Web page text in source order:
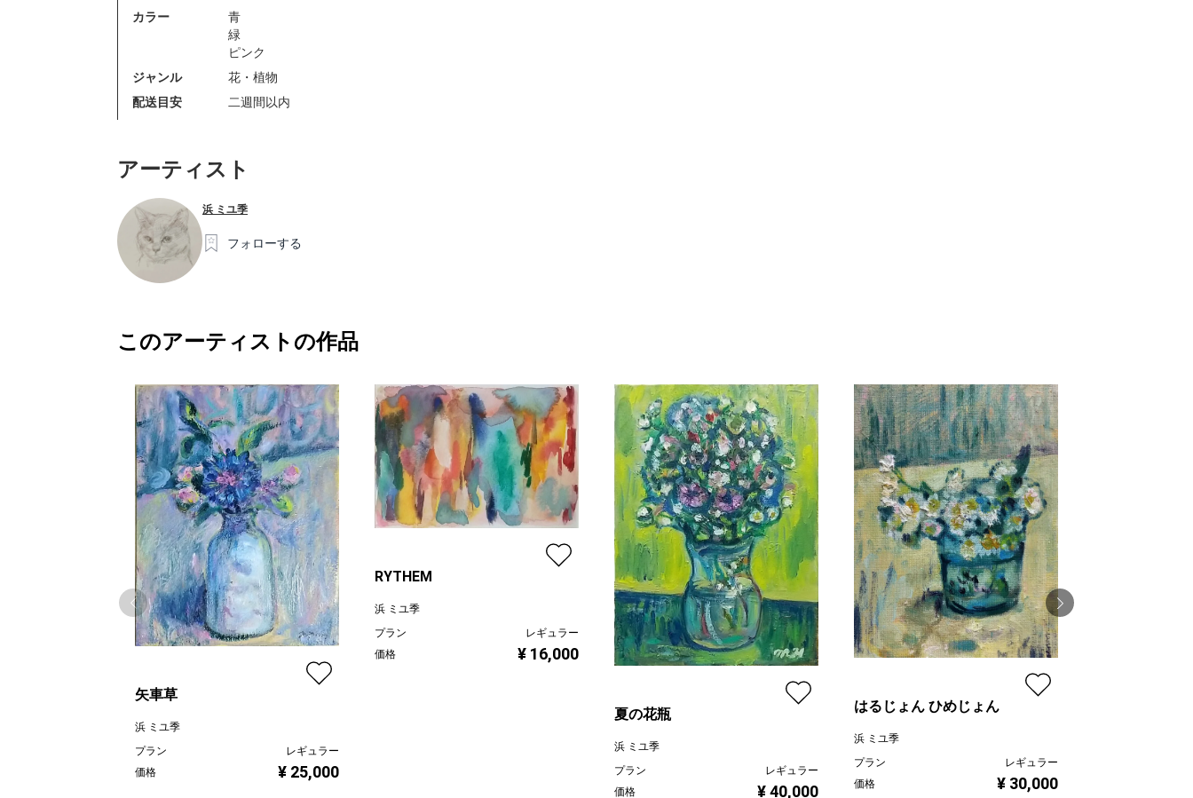
カラー
青
緑
ピンク
ジャンル
花・植物
配送目安
二週間以内
アーティスト
浜 ミユ季
フォローする
このアーティストの作品
矢車草
浜 ミユ季
プラン
レギュラー
価格
¥ 25,000
RYTHEM
浜 ミユ季
プラン
レギュラー
価格
¥ 16,000
夏の花瓶
浜 ミユ季
プラン
レギュラー
価格
¥ 40,000
はるじょん ひめじょん
浜 ミユ季
プラン
レギュラー
価格
¥ 30,000